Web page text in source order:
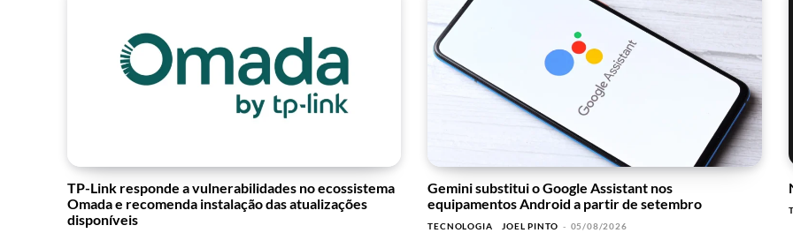
TP-Link responde a vulnerabilidades no ecossistema
Omada e recomenda instalação das atualizações
disponíveis
Gemini substitui o Google Assistant nos
equipamentos Android a partir de setembro
TECNOLOGIA JOEL PINTO - 05/08/2026